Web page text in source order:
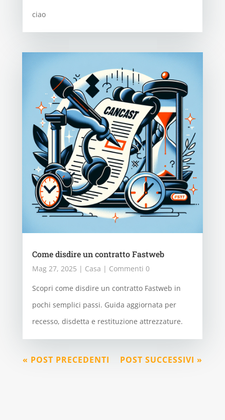
ciao
Come disdire un contratto Fastweb
Mag 27, 2025 | Casa | Commenti 0
Scopri come disdire un contratto Fastweb in
pochi semplici passi. Guida aggiornata per
recesso, disdetta e restituzione attrezzature.
« POST PRECEDENTI POST SUCCESSIVI »